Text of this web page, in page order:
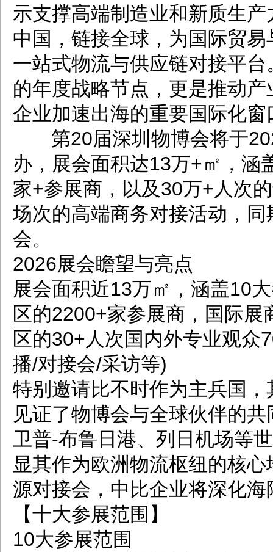
示支撑高端制造业和新质生
中国，链接全球，为国际贸
一站式物流与供应链对接平
的年度战略节点，更是推动
企业加速出海的重要国际化窗
第20届深圳物博会将于
办，展会面积达13万+㎡，涵
家+参展商，以及30万+人次
场次的高端商务对接活动，
会。
2026展会瞻望与亮点
展会面积近13万㎡，涵盖10
区的2200+家参展商，国际
区的30+人次国内外专业观众
播/对接会/采访等)
特别邀请比不时作为主兵国
见证了物博会与全球伙伴的
卫普-布鲁日港、列日机场等
显其作为欧洲物流枢纽的核
源对接会，中比企业将深化
【十大参展范围】
10大参展范围